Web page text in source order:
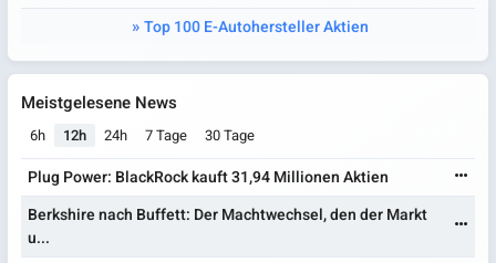
Top 100 E-Autohersteller Aktien
Meistgelesene News
6h 12h 24h 7 Tage 30 Tage
Plug Power: BlackRock kauft 31,94 Millionen Aktien
Berkshire nach Buffett: Der Machtwechsel, den der Markt
u...